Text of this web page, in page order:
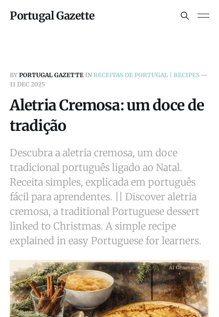
Portugal Gazette
BY PORTUGAL GAZETTE IN RECEITAS DE PORTUGAL | RECIPES —
11 DEC 2025
Aletria Cremosa: um doce de
tradição
Descubra a aletria cremosa, um doce
tradicional português ligado ao Natal.
Receita simples, explicada em português
fácil para aprendentes. || Discover aletria
cremosa, a traditional Portuguese dessert
linked to Christmas. A simple recipe
explained in easy Portuguese for learners.